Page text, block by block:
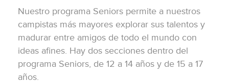
Nuestro programa Seniors permite a nuestros
campistas más mayores explorar sus talentos y
madurar entre amigos de todo el mundo con
ideas afines. Hay dos secciones dentro del
programa Seniors, de 12 a 14 años y de 15 a 17
años.